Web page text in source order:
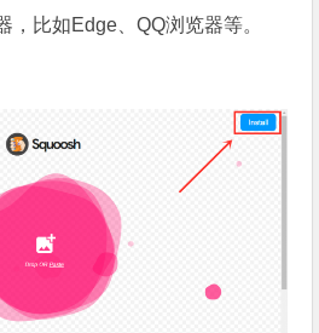
，比如Edge、QQ浏览器等。